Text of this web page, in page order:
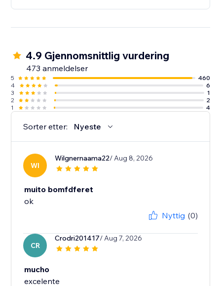
4.9 Gjennomsnittlig vurdering
473 anmeldelser
5
460
4
6
3
1
2
2
1
4
Sorter etter: Nyeste
WI
Wilgnernaama22/ Aug 8, 2026
muito bomfdferet
Nyttig (0)
CR
Crodri201417/ Aug 7, 2026
mucho
excelente